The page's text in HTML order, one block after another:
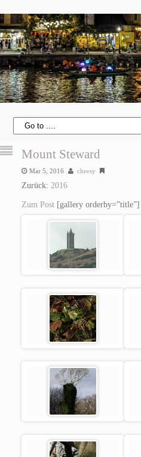
Mount Steward
Mar 5, 2016 cheesy
Zurück: 2016
Zum Post[gallery orderby=”title”]